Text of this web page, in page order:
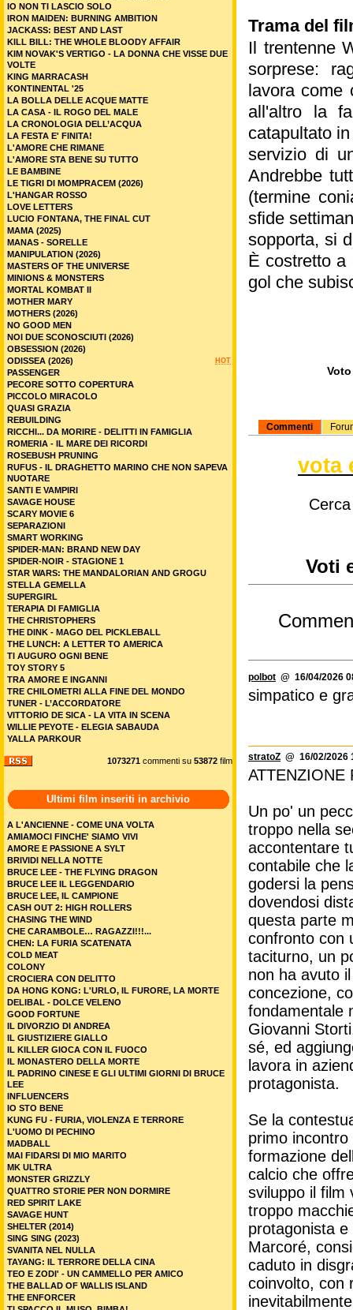
Trama del
Il trentenne
sorprese:
lavora come
all'altro la
catapultato
servizio di
Andrebbe
(termine
sfide
sopporta, si
È costretto a
gol che
Commenti
vota
Voti
polbot @ 16/04/2026
simpatico e
stratoZ @ 16/02/2026
ATTENZIONE
Un po' un
troppo nella
accontentare
contabile che
godersi la
dovendosi
questa parte
confronto con
taciturno, un
non ha avuto
concezione,
fondamentale
Giovanni
sé, ed
lavora in
protagonista.
Se la
primo
formazione
calcio che
sviluppo il film
troppo
protagonista
Marcoré,
caduto in
coinvolto, con
IO NON TI LASCIO SOLO
IRON MAIDEN: BURNING AMBITION
JACKASS: BEST AND LAST
KILL BILL: THE WHOLE BLOODY AFFAIR
KIM NOVAK'S VERTIGO - LA DONNA CHE VISSE DUE
VOLTE
KING MARRACASH
KONTINENTAL '25
LA BOLLA DELLE ACQUE MATTE
LA CASA - IL ROGO DEL MALE
LA CRONOLOGIA DELL’ACQUA
LA FESTA E' FINITA!
L'AMORE CHE RIMANE
L'AMORE STA BENE SU TUTTO
LE BAMBINE
LE TIGRI DI MOMPRACEM (2026)
L'HANGAR ROSSO
LOVE LETTERS
LUCIO FONTANA, THE FINAL CUT
MAMA (2025)
MANAS - SORELLE
MANIPULATION (2026)
MASTERS OF THE UNIVERSE
MINIONS & MONSTERS
MORTAL KOMBAT II
MOTHER MARY
MOTHERS (2026)
NO GOOD MEN
NOI DUE SCONOSCIUTI (2026)
OBSESSION (2026)
HOT
ODISSEA (2026)
PASSENGER
PECORE SOTTO COPERTURA
PICCOLO MIRACOLO
QUASI GRAZIA
REBUILDING
RICCHI... DA MORIRE - DELITTI IN FAMIGLIA
ROMERIA - IL MARE DEI RICORDI
ROSEBUSH PRUNING
RUFUS - IL DRAGHETTO MARINO CHE NON SAPEVA
NUOTARE
SANTI E VAMPIRI
SAVAGE HOUSE
SCARY MOVIE 6
SEPARAZIONI
SMART WORKING
SPIDER-MAN: BRAND NEW DAY
SPIDER-NOIR - STAGIONE 1
STAR WARS: THE MANDALORIAN AND GROGU
STELLA GEMELLA
SUPERGIRL
TERAPIA DI FAMIGLIA
THE CHRISTOPHERS
THE DINK - MAGO DEL PICKLEBALL
THE LUNCH: A LETTER TO AMERICA
TI AUGURO OGNI BENE
TOY STORY 5
TRA AMORE E INGANNI
TRE CHILOMETRI ALLA FINE DEL MONDO
TUNER - L’ACCORDATORE
VITTORIO DE SICA - LA VITA IN SCENA
WILLIE PEYOTE - ELEGIA SABAUDA
YALLA PARKOUR
1073271 commenti su 53872 film
Ultimi film inseriti in archivio
A L'ANCIENNE - COME UNA VOLTA
AMIAMOCI FINCHE' SIAMO VIVI
AMORE E PASSIONE A SYLT
BRIVIDI NELLA NOTTE
BRUCE LEE - THE FLYING DRAGON
BRUCE LEE IL LEGGENDARIO
BRUCE LEE, IL CAMPIONE
CASH OUT 2: HIGH ROLLERS
CHASING THE WIND
CHE CARAMBOLE… RAGAZZI!!!...
CHEN: LA FURIA SCATENATA
COLD MEAT
COLONY
CROCIERA CON DELITTO
DA HONG KONG: L'URLO, IL FURORE, LA MORTE
DELIBAL - DOLCE VELENO
GOOD FORTUNE
IL DIVORZIO DI ANDREA
IL GIUSTIZIERE GIALLO
IL KILLER GIOCA CON IL FUOCO
IL MONASTERO DELLA MORTE
IL PADRINO CINESE E GLI ULTIMI GIORNI DI BRUCE
LEE
INFLUENCERS
IO STO BENE
KUNG FU - FURIA, VIOLENZA E TERRORE
L'UOMO DI PECHINO
MADBALL
MAI FIDARSI DI MIO MARITO
MK ULTRA
MONSTER GRIZZLY
QUATTRO STORIE PER NON DORMIRE
RED SPIRIT LAKE
SAVAGE HUNT
SHELTER (2014)
SING SING (2023)
SVANITA NEL NULLA
TAYANG: IL TERRORE DELLA CINA
TEO E ZODI' - UN CAMMELLO PER AMICO
THE BALLAD OF WALLIS ISLAND
THE ENFORCER